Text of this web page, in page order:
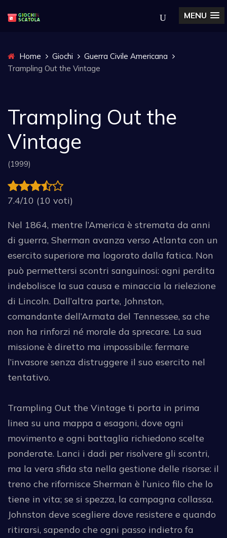
MENU
Home Giochi
Guerra Civile Americana
Trampling Out the Vintage
Trampling Out the
Vintage
(1999)
7.4/10 (10 voti)
Nel 1864, mentre l’America è stremata da anni
di guerra, Sherman avanza verso Atlanta con un
esercito superiore ma logorato dalla fatica. Non
può permettersi scontri sanguinosi: ogni perdita
indebolisce la sua causa e minaccia la rielezione
di Lincoln. Dall’altra parte, Johnston,
comandante dell’Armata del Tennessee, sa che
non ha rinforzi né morale da sprecare. La sua
missione è diretto ma impossibile: fermare
l’invasore senza distruggere il suo esercito nel
tentativo.
Trampling Out the Vintage ti porta in prima
linea su una mappa a esagoni, dove ogni
movimento e ogni battaglia richiedono scelte
ponderate. Lanci i dadi per risolvere gli scontri,
ma la vera sfida sta nella gestione delle risorse: il
treno che rifornisce Sherman è l’unico filo che lo
tiene in vita; se si spezza, la campagna collassa.
Johnston deve scegliere dove resistere e quando
ritirarsi, sapendo che ogni passo indietro fa